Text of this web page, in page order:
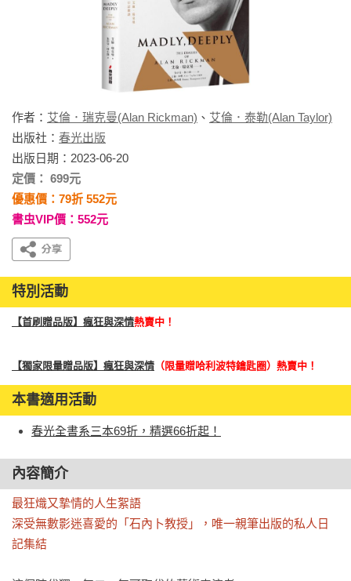
作者： 艾倫．瑞克曼(Alan Rickman) 、 艾倫．泰勒(Alan Taylor)
出版社： 春光出版
出版日期：2023-06-20
定價： 699元
優惠價：79折 552元
書虫VIP價：552元
特別活動
【首刷贈品版】瘋狂與深情熱賣中！
【獨家限量贈品版】瘋狂與深情 （限量贈哈利波特鑰匙圈）熱賣中！
本書適用活動
春光全書系三本69折，精選66折起！
內容簡介
最狂熾又摯情的人生絮語
深受無數影迷喜愛的「石內卜教授」，唯一親筆出版的私人日
記集結